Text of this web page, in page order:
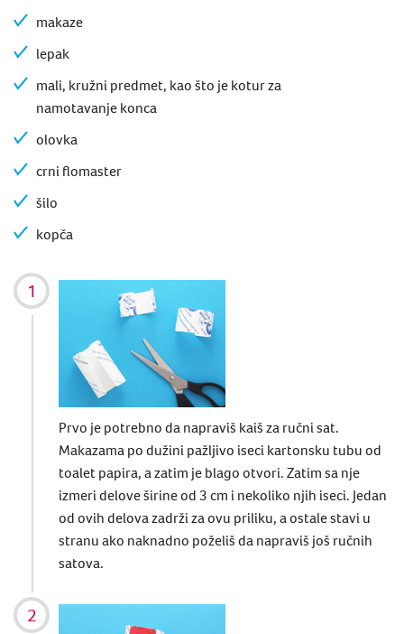
makaze
lepak
mali, kružni predmet, kao što je kotur za
namotavanje konca
olovka
crni flomaster
šilo
kopča
Prvo je potrebno da napraviš kaiš za ručni sat.
Makazama po dužini pažljivo iseci kartonsku tubu od
toalet papira, a zatim je blago otvori. Zatim sa nje
izmeri delove širine od 3 cm i nekoliko njih iseci. Jedan
od ovih delova zadrži za ovu priliku, a ostale stavi u
stranu ako naknadno poželiš da napraviš još ručnih
satova.